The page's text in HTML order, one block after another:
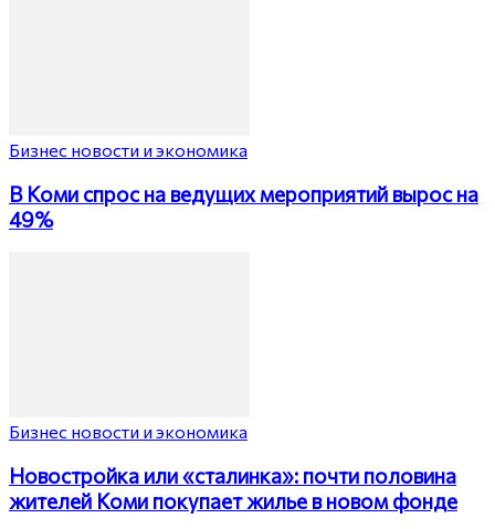
Бизнес новости и экономика
В Коми спрос на ведущих мероприятий вырос на
49%
Бизнес новости и экономика
Новостройка или «сталинка»: почти половина
жителей Коми покупает жилье в новом фонде